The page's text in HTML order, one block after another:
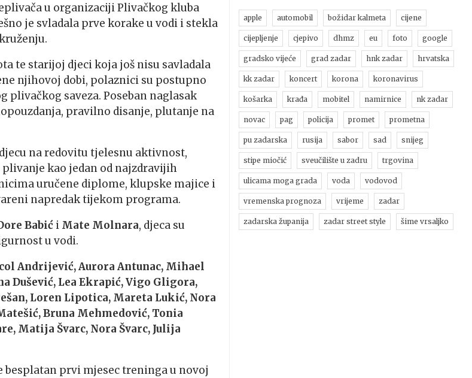
u organizaciji Plivačkog kluba
je svladala prve korake u vodi i stekla
te starijoj djeci koja još nisu savladala
njihovoj dobi, polaznici su postupno
saveza. Poseban naglasak
pravilno disanje, plutanje na
na redovitu tjelesnu aktivnost,
kao jedan od najzdravijih
uručene diplome, klupske majice i
napredak tijekom programa.
Babić i Mate Molnara, djeca su
u vodi.
Andrijević, Aurora Antunac, Mihael
Dušević, Lea Ekrapić, Vigo Gligora,
Loren Lipotica, Mareta Lukić, Nora
Bruna Mehmedović, Tonia
Matija Švarc, Nora Švarc, Julija
besplatan prvi mjesec treninga u novoj
apple automobil božidar kalmeta cijene
cijepljenje cjepivo dhmz eu foto google
gradsko vijeće grad zadar hnk zadar hrvatska
kk zadar koncert korona koronavirus
košarka krađa mobitel namirnice nk zadar
novac pag policija promet prometna
pu zadarska rusija sabor sad snijeg
stipe miočić sveučilište u zadru trgovina
ulicama moga grada voda vodovod
vremenska prognoza vrijeme zadar
zadarska županija zadar street style šime vrsaljko